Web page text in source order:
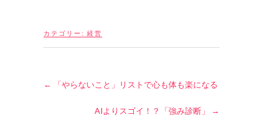
カテゴリー: 経営
← 「やらないこと」リストで心も体も楽になる
AIよりスゴイ！？「強み診断」 →